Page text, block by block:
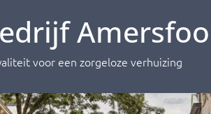
voor een zorgeloze verhuizing